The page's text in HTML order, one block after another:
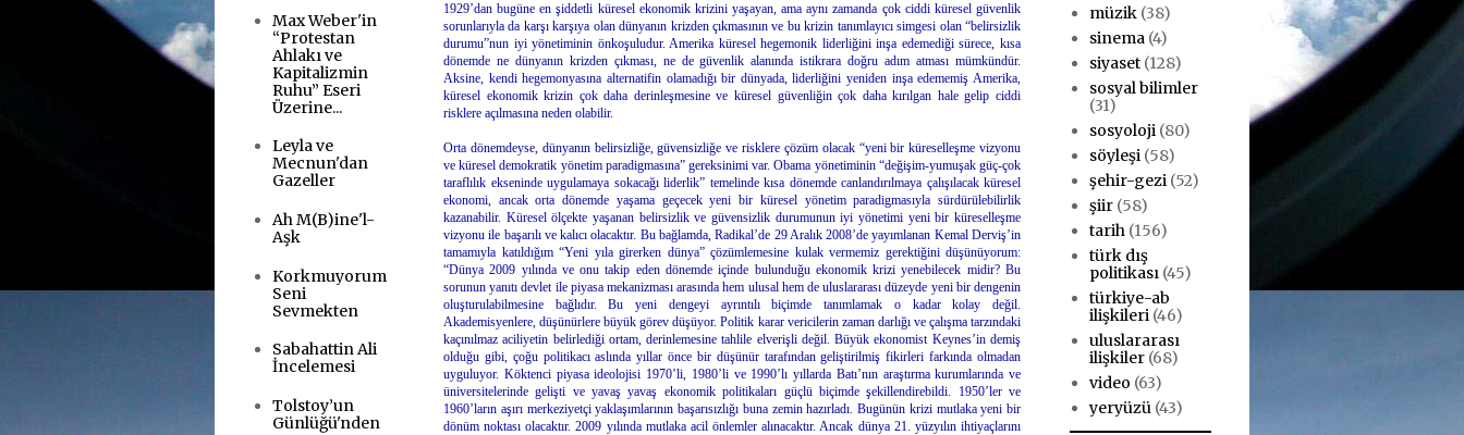
1929’dan bugüne en şiddetli küresel ekonomik krizini yaşayan, ama aynı zamanda çok ciddi küresel güvenlik
sorunlarıyla da karşı karşıya olan dünyanın krizden çıkmasının ve bu krizin tanımlayıcı simgesi olan “belirsizlik
durumu”nun iyi yönetiminin önkoşuludur. Amerika küresel hegemonik liderliğini inşa edemediği sürece, kısa
dönemde ne dünyanın krizden çıkması, ne de güvenlik alanında istikrara doğru adım atması mümkündür.
Aksine, kendi hegemonyasına alternatifin olamadığı bir dünyada, liderliğini yeniden inşa edememiş Amerika,
küresel ekonomik krizin çok daha derinleşmesine ve küresel güvenliğin çok daha kırılgan hale gelip ciddi
risklere açılmasına neden olabilir.
Orta dönemdeyse, dünyanın belirsizliğe, güvensizliğe ve risklere çözüm olacak “yeni bir küreselleşme vizyonu
ve küresel demokratik yönetim paradigmasına” gereksinimi var. Obama yönetiminin “değişim-yumuşak güç-çok
taraflılık ekseninde uygulamaya sokacağı liderlik” temelinde kısa dönemde canlandırılmaya çalışılacak küresel
ekonomi, ancak orta dönemde yaşama geçecek yeni bir küresel yönetim paradigmasıyla sürdürülebilirlik
kazanabilir. Küresel ölçekte yaşanan belirsizlik ve güvensizlik durumunun iyi yönetimi yeni bir küreselleşme
vizyonu ile başarılı ve kalıcı olacaktır. Bu bağlamda, Radikal’de 29 Aralık 2008’de yayımlanan Kemal Derviş’in
tamamıyla katıldığım “Yeni yıla girerken dünya” çözümlemesine kulak vermemiz gerektiğini düşünüyorum:
“Dünya 2009 yılında ve onu takip eden dönemde içinde bulunduğu ekonomik krizi yenebilecek midir? Bu
sorunun yanıtı devlet ile piyasa mekanizması arasında hem ulusal hem de uluslararası düzeyde yeni bir dengenin
oluşturulabilmesine bağlıdır. Bu yeni dengeyi ayrıntılı biçimde tanımlamak o kadar kolay değil.
Akademisyenlere, düşünürlere büyük görev düşüyor. Politik karar vericilerin zaman darlığı ve çalışma tarzındaki
kaçınılmaz aciliyetin belirlediği ortam, derinlemesine tahlile elverişli değil. Büyük ekonomist Keynes’in demiş
olduğu gibi, çoğu politikacı aslında yıllar önce bir düşünür tarafından geliştirilmiş fikirleri farkında olmadan
uyguluyor. Köktenci piyasa ideolojisi 1970’li, 1980’li ve 1990’lı yıllarda Batı’nın araştırma kurumlarında ve
üniversitelerinde gelişti ve yavaş yavaş ekonomik politikaları güçlü biçimde şekillendirebildi. 1950’ler ve
1960’ların aşırı merkeziyetçi yaklaşımlarının başarısızlığı buna zemin hazırladı. Bugünün krizi mutlaka yeni bir
dönüm noktası olacaktır. 2009 yılında mutlaka acil önlemler alınacaktır. Ancak dünya 21. yüzyılın ihtiyaçlarını
Max Weber'in
“Protestan
Ahlakı ve
Kapitalizmin
Ruhu” Eseri
Üzerine...
Leyla ve
Mecnun'dan
Gazeller
Ah M(B)ine'l-
Aşk
Korkmuyorum
Seni
Sevmekten
Sabahattin Ali
İncelemesi
Tolstoy’un
Günlüğü'nden
müzik (38)
sinema (4)
siyaset (128)
sosyal bilimler
(31)
sosyoloji (80)
söyleşi (58)
şehir-gezi (52)
şiir (58)
tarih (156)
türk dış
politikası (45)
türkiye-ab
ilişkileri (46)
uluslararası
ilişkiler (68)
video (63)
yeryüzü (43)